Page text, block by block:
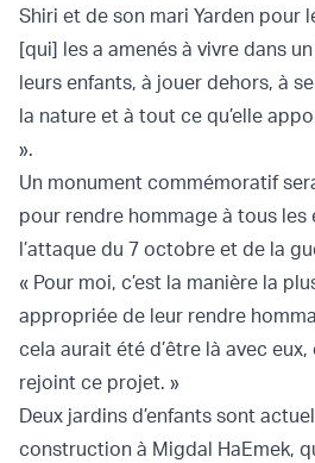
Shiri et de son mari Yarden pour
[qui] les a amenés à vivre dans
leurs enfants, à jouer dehors, à
la nature et à tout ce qu’elle
».
Un monument commémoratif
pour rendre hommage à tous les
l’attaque du 7 octobre et de la
« Pour moi, c’est la manière la
appropriée de leur rendre
cela aurait été d’être là avec eux,
rejoint ce projet. »
Deux jardins d’enfants sont
construction à Migdal HaEmek,